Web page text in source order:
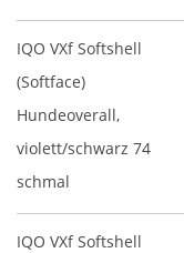
IQO VXf Softshell
(Softface)
Hundeoverall,
violett/schwarz 74
schmal
IQO VXf Softshell